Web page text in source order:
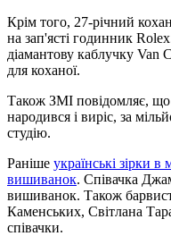
Крім того, 27-річний
на зап'ясті годинник
діамантову каблучку
для коханої.
Також ЗМІ повідомляє,
народився і виріс, за
студію.
Раніше українські зірки
вишиванок. Співачка
вишиванок. Також
Каменських, Світлана
співачки.